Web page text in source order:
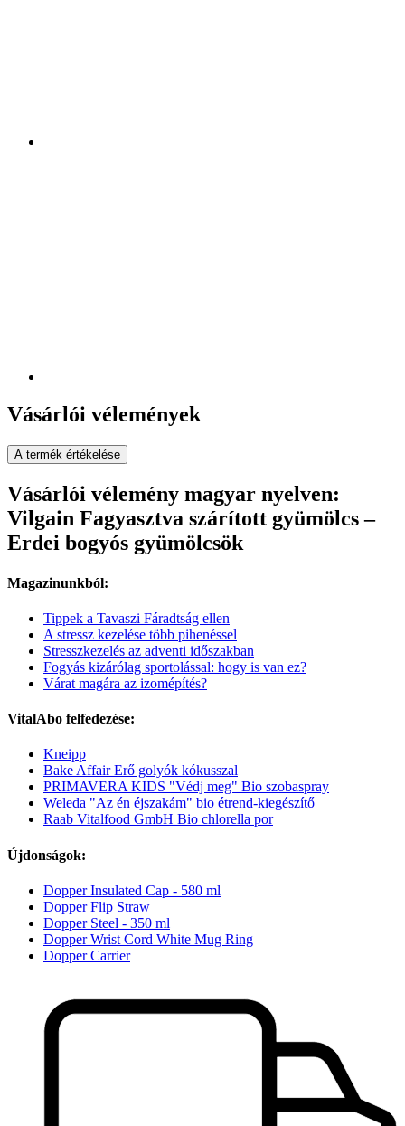
Vásárlói vélemények
A termék értékelése
Vásárlói vélemény magyar nyelven:
Vilgain Fagyasztva szárított gyümölcs –
Erdei bogyós gyümölcsök
Magazinunkból:
Tippek a Tavaszi Fáradtság ellen
A stressz kezelése több pihenéssel
Stresszkezelés az adventi időszakban
Fogyás kizárólag sportolással: hogy is van ez?
Várat magára az izomépítés?
VitalAbo felfedezése:
Kneipp
Bake Affair Erő golyók kókusszal
PRIMAVERA KIDS "Védj meg" Bio szobaspray
Weleda "Az én éjszakám" bio étrend-kiegészítő
Raab Vitalfood GmbH Bio chlorella por
Újdonságok:
Dopper Insulated Cap - 580 ml
Dopper Flip Straw
Dopper Steel - 350 ml
Dopper Wrist Cord White Mug Ring
Dopper Carrier